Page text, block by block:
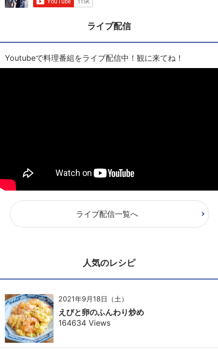
ライブ配信
Youtubeで料理番組をライブ配信中！観に来てね！
ライブ配信一覧へ
人気のレシピ
2021年9月18日（土）
えびと卵のふんわり炒め
164634 Views